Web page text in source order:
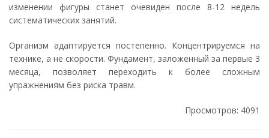
изменении фигуры станет очевиден после 8-12 недель
систематических занятий.
Организм адаптируется постепенно. Концентрируемся на
технике, а не скорости. Фундамент, заложенный за первые 3
месяца, позволяет переходить к более сложным
упражнениям без риска травм.
Просмотров: 4091